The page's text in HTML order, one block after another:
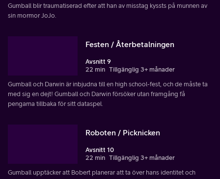
Gumball blir traumatiserad efter att han av misstag kyssts på munnen av
sin mormor JoJo.
Festen / Återbetalningen
Avsnitt 9
22 min Tillgänglig 3+ månader
Gumball och Darwin är inbjudna till en high school-fest, och de måste ta
med sig en dejt! Gumball och Darwin försöker utan framgång få
pengarna tillbaka för sitt dataspel.
Roboten / Picknicken
Avsnitt 10
22 min Tillgänglig 3+ månader
Gumball upptäcker att Bobert planerar att ta över hans identitet och